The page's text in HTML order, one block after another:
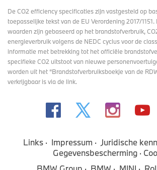
De CO2 efficiency specificaties zijn vastgesteld op
toepasselijke tekst van de EU Verordening 2017/
waarden zijn gebaseerd op het brandstofverbruik,
energieverbruik volgens de NEDC cyclus voor de
informatie met betrekking tot het officiële
specifieke CO2 uitstoot van nieuwe
worden uit het “Brandstofverbruiksboekje van de
verkrijgbaaris via de link.
Links Impressum
Juridische
Gegevensbescherming